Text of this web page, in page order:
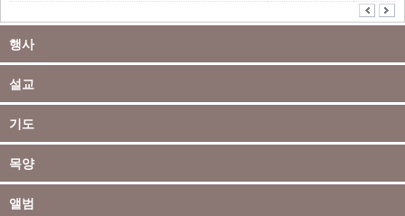
행사
설교
기도
목양
앨범